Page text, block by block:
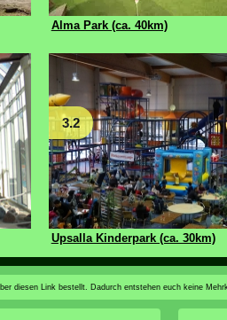
Alma Park (ca. 40km)
3.2
Upsalla Kinderpark (ca. 30km)
diesen Link bestellt. Dadurch entstehen euch keine